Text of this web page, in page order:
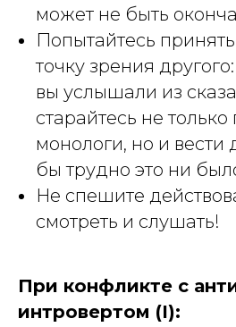
может не быть
Попытайтесь
точку зрения
вы услышали из
старайтесь не только
монологи, но и вести
бы трудно это ни
Не спешите
смотреть и слушать!
При конфликте с
интровертом (I):